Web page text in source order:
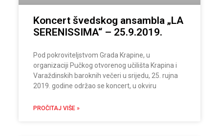
Koncert švedskog ansambla „LA
SERENISSIMA“ – 25.9.2019.
Pod pokroviteljstvom Grada Krapine, u
organizaciji Pučkog otvorenog učilišta Krapina i
Varaždinskih baroknih večeri u srijedu, 25. rujna
2019. godine održao se koncert, u okviru
PROČITAJ VIŠE »